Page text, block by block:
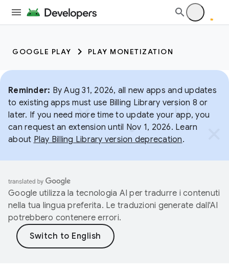
GOOGLE PLAY PLAY MONETIZATION
Reminder: By Aug 31, 2026, all new apps and updates
to existing apps must use Billing Library version 8 or
later. If you need more time to update your app, you
can request an extension until Nov 1, 2026. Learn
about Play Billing Library version deprecation.
Google utilizza la tecnologia AI per tradurre i contenuti
nella tua lingua preferita. Le traduzioni generate dall'AI
potrebbero contenere errori.